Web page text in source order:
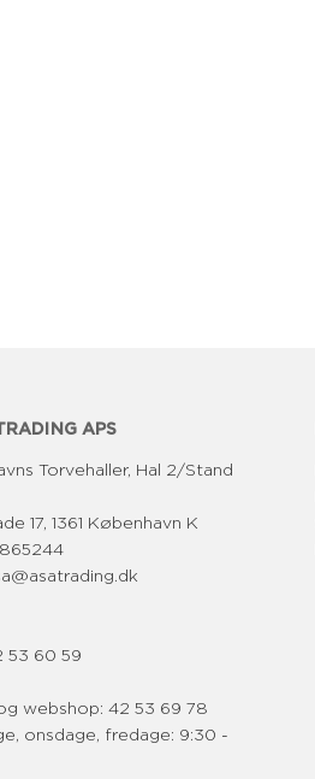
APS
Torvehaller, Hal 2/Stand
17, 1361 København K
53 60 59
webshop: 42 53 69 78
onsdage, fredage: 9:30 -